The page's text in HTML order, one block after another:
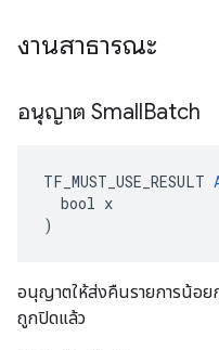
งานสาธารณะ
อนุญาต SmallBatch
TF_MUST_USE_RESULT
  bool x
)
อนุญาตให้ส่งคืนรายการน้อย
ถูกปิดแล้ว